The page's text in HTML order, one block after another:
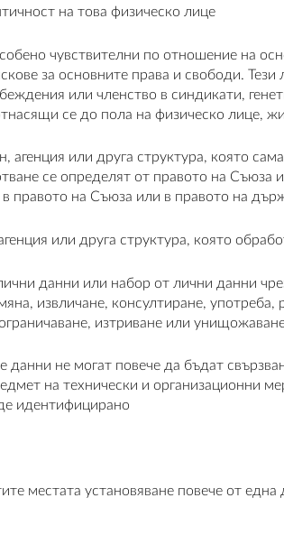
на това физическо лице
чувствителни по отношение на
за основните права и свободи.
или членство в синдикати,
се до пола на физическо лице,
или друга структура, която
се определят от правото на
правото на Съюза или в правото на
или друга структура, която
данни или набор от лични данни
извличане, консултиране,
изтриване или
не могат повече да бъдат
на технически и организационни
идентифицирано
местата установяване повече от